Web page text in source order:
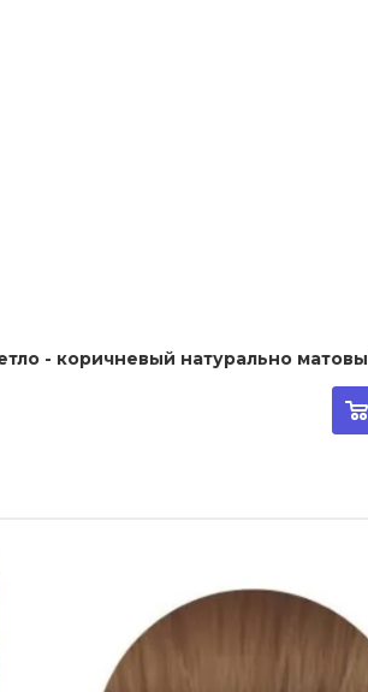
Illumina Color - 5/02 - Светло - коричневый натурально